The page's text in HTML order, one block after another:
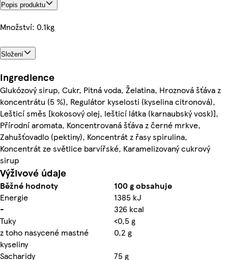
Popis produktu
Množství: 0.1kg
Složení
Ingredience
Glukózový sirup, Cukr, Pitná voda, Želatina, Hroznová šťáva z
koncentrátu (5 %), Regulátor kyselosti (kyselina citronová),
Lešticí směs [kokosový olej, lešticí látka (karnaubský vosk)],
Přírodní aromata, Koncentrovaná šťáva z černé mrkve,
Zahušťovadlo (pektiny), Koncentrát z řasy spirulina,
Koncentrát ze světlice barvířské, Karamelizovaný cukrový
sirup
Výživové údaje
Běžné hodnoty
100 g obsahuje
Energie
1385 kJ
-
326 kcal
Tuky
<0,5 g
z toho nasycené mastné
kyseliny
0,2 g
Sacharidy
75 g